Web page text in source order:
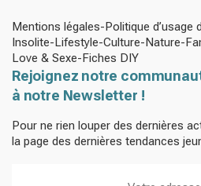
Mentions légales Politique d’usage
Insolite Lifestyle Culture Nature
Love & Sexe Fiches DIY
Rejoignez notre
à notre Newsletter !
Pour ne rien louper des dernières
la page des dernières tendances